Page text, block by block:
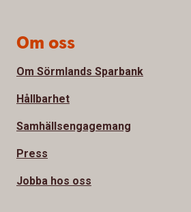
Om oss
Om Sörmlands Sparbank
Hållbarhet
Samhällsengagemang
Press
Jobba hos oss